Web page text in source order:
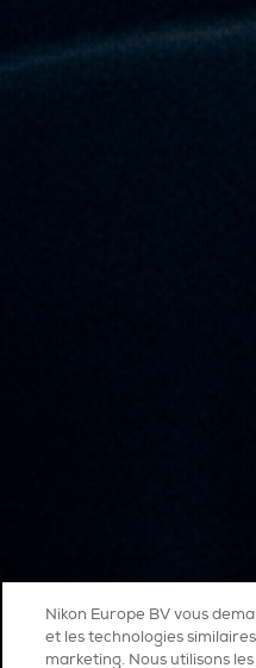
Nikon Europe BV vous
et les technologies
marketing. Nous utilisons